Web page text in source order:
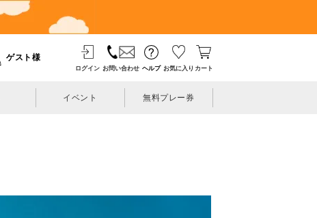
ゲスト様
ログイン お問い合わせ ヘルプ お気に入り カート
イベント 無料プレー券